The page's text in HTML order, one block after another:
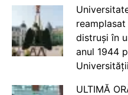
distruși în
anul 1944
Universității
ULTIMĂ